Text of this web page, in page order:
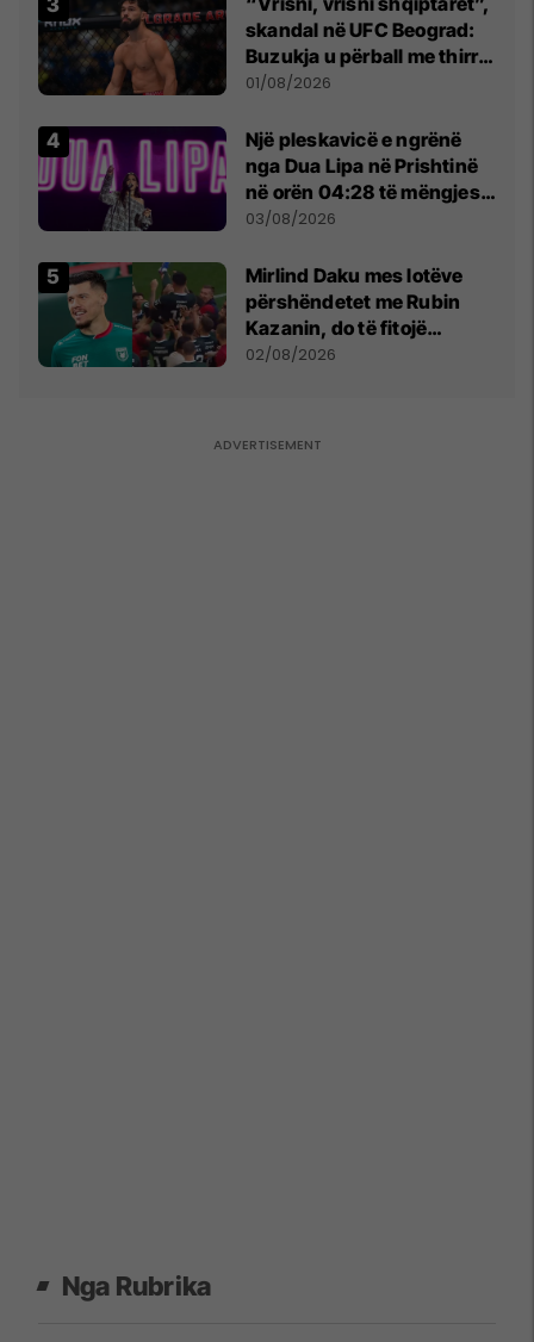
skandal në UFC Beograd:
Buzukja u përball me thirrje
anti-shqiptare nga
01/08/2026
Një pleskavicë e ngrënë
nga Dua Lipa në Prishtinë
në orën 04:28 të mëngjesit
- dhe bota digjitale serbe
03/08/2026
Mirlind Daku mes lotëve
përshëndetet me Rubin
Kazanin, do të fitojë
miliona te Spartak Moska
02/08/2026
Nga Rubrika